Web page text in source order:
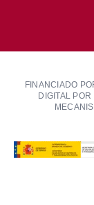
FINANCIADO
DIGITAL